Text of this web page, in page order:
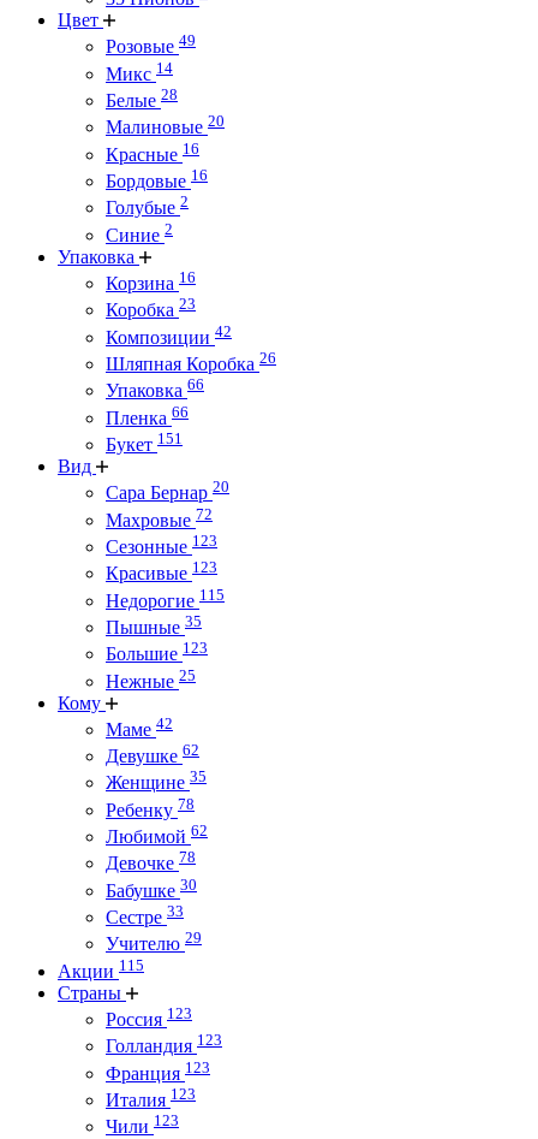
Цвет
Розовые 49
Микс 14
Белые 28
Малиновые 20
Красные 16
Бордовые 16
Голубые 2
Синие 2
Упаковка
Корзина 16
Коробка 23
Композиции 42
Шляпная Коробка 26
Упаковка 66
Пленка 66
Букет 151
Вид
Сара Бернар 20
Махровые 72
Сезонные 123
Красивые 123
Недорогие 115
Пышные 35
Большие 123
Нежные 25
Кому
Маме 42
Девушке 62
Женщине 35
Ребенку 78
Любимой 62
Девочке 78
Бабушке 30
Сестре 33
Учителю 29
Акции 115
Страны
Россия 123
Голландия 123
Франция 123
Италия 123
Чили 123